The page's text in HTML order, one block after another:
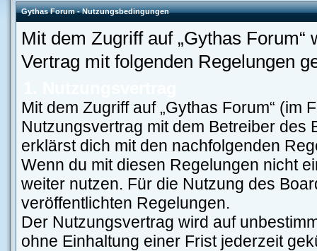
Gythas Forum - Nutzungsbedingungen
Mit dem Zugriff auf „Gythas
Vertrag mit folgenden Regelungen
Mit dem Zugriff auf „Gythas Forum“ (im
Nutzungsvertrag mit dem Betreiber des
erklärst dich mit den nachfolgenden
Wenn du mit diesen Regelungen nicht
weiter nutzen. Für die Nutzung des
veröffentlichten Regelungen.
Der Nutzungsvertrag wird auf
ohne Einhaltung einer Frist jederzeit